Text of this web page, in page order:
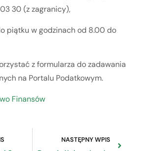
30 (z zagranicy),
piątku w godzinach od 8.00 do
z formularza do zadawania
na Portalu Podatkowym.
Finansów
NASTĘPNY WPIS